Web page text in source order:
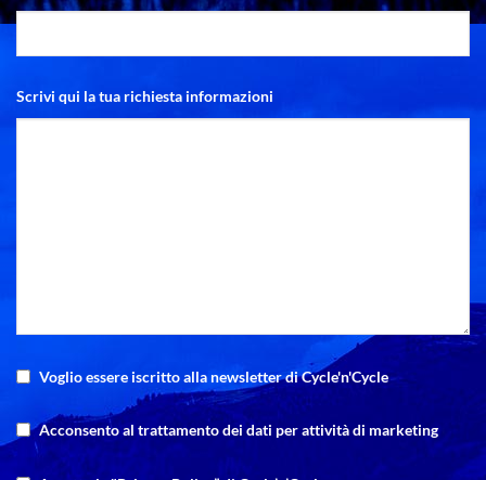
Scrivi qui la tua richiesta informazioni
Voglio essere iscritto alla newsletter di Cycle'n'Cycle
Acconsento al trattamento dei dati per attività di marketing